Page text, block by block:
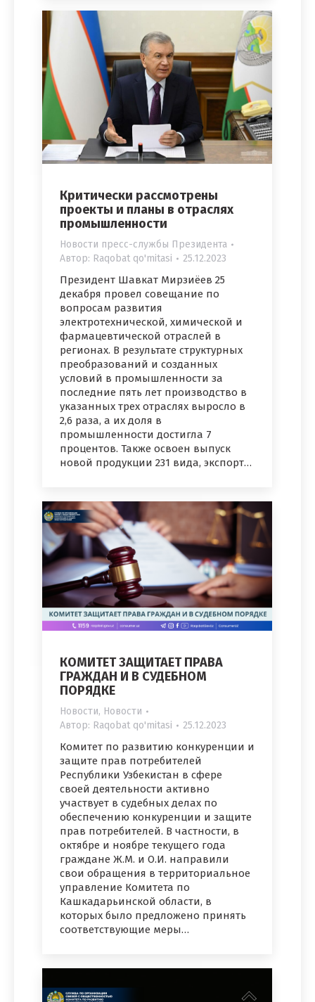
Критически рассмотрены
проекты и планы в отраслях
промышленности
Новости пресс-службы Президента
Автор: Raqobat qo'mitasi 25.12.2023
Президент Шавкат Мирзиёев 25
декабря провел совещание по
вопросам развития
электротехнической, химической и
фармацевтической отраслей в
регионах. В результате структурных
преобразований и созданных
условий в промышленности за
последние пять лет производство в
указанных трех отраслях выросло в
2,6 раза, а их доля в
промышленности достигла 7
процентов. Также освоен выпуск
новой продукции 231 вида, экспорт…
КОМИТЕТ ЗАЩИТАЕТ ПРАВА
ГРАЖДАН И В СУДЕБНОМ
ПОРЯДКЕ
Новости, Новости
Автор: Raqobat qo'mitasi 25.12.2023
Комитет по развитию конкуренции и
защите прав потребителей
Республики Узбекистан в сфере
своей деятельности активно
участвует в судебных делах по
обеспечению конкуренции и защите
прав потребителей. В частности, в
октябре и ноябре текущего года
граждане Ж.М. и О.И. направили
свои обращения в территориальное
управление Комитета по
Кашкадарьинской области, в
которых было предложено принять
соответствующие меры…